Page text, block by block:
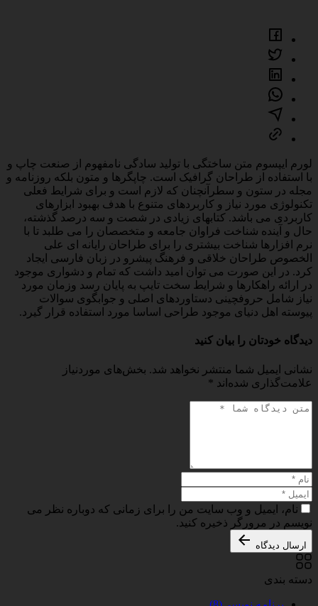
لورم ایپسوم متن ساختگی با تولید سادگی نامفهوم از صنعت چاپ و
با استفاده از طراحان گرافیک است. چاپگرها و متون بلکه روزنامه و
مجله در ستون و سطرآنچنان که لازم است و برای شرایط فعلی
تکنولوژی مورد نیاز و کاربردهای متنوع با هدف بهبود ابزارهای
کاربردی می باشد. کتابهای زیادی در شصت و سه درصد گذشته،
حال و آینده شناخت فراوان جامعه و متخصصان را می طلبد تا با
نرم افزارها شناخت بیشتری را برای طراحان رایانه ای علی
الخصوص طراحان خلاقی و فرهنگ پیشرو در زبان فارسی ایجاد
کرد. در این صورت می توان امید داشت که تمام و دشواری موجود
در ارائه راهکارها و شرایط سخت تایپ به پایان رسد وزمان مورد
نیاز شامل حروفچینی دستاوردهای اصلی و جوابگوی سوالات
پیوسته اهل دنیای موجود طراحی اساسا مورد استفاده قرار گیرد.
دیدگاه خودتان را بیان کنید
نشانی ایمیل شما منتشر نخواهد شد. بخش‌های موردنیاز
علامت‌گذاری شده‌اند *
نام، ایمیل و وب سایت من را برای زمانی که دوباره نظر می
نویسم در مرورگر ذخیره کنید.
ارسال دیدگاه
دسته بندی